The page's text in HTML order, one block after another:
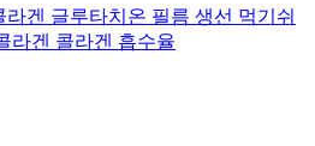
겐 글루타치온 필름 생선 먹기쉬
라겐 콜라겐 흡수율